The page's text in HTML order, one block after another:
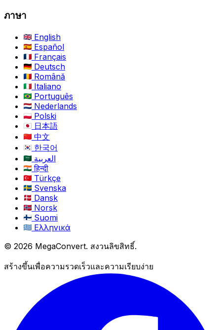
ภาษา
English
Español
Français
Deutsch
Română
Italiano
Português
Nederlands
Polski
日本語
中文
한국어
العربية
हिन्दी
Türkçe
Svenska
Dansk
Norsk
Suomi
Ελληνικά
© 2026 MegaConvert. สงวนลิขสิทธิ์.
สร้างขึ้นเพื่อความรวดเร็วและความเรียบง่าย